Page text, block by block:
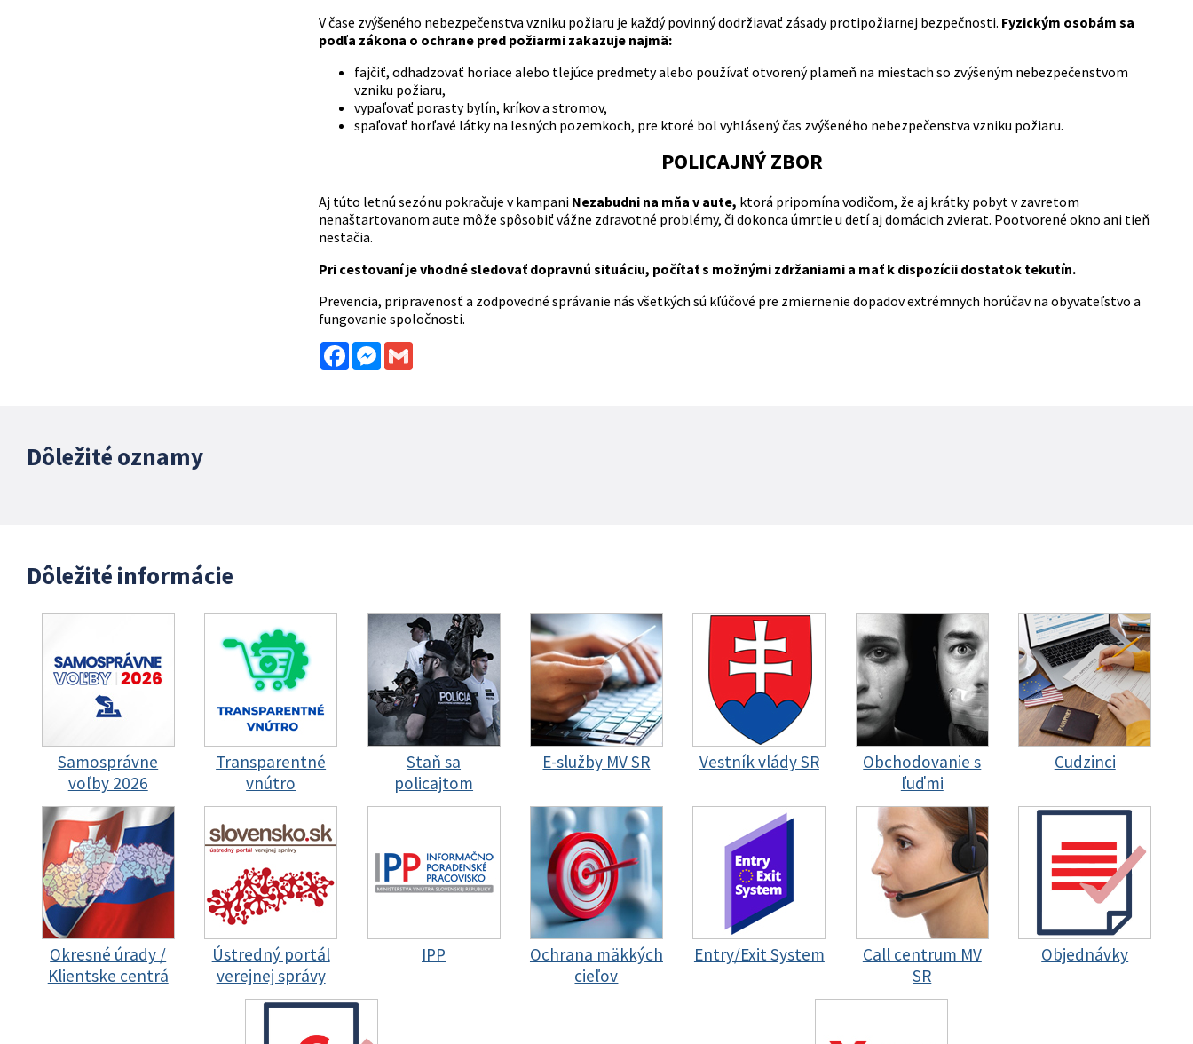
V čase zvýšeného nebezpečenstva vzniku požiaru je každý povinný dodržiavať zásady protipožiarnej bezpečnosti. Fyzickým osobám sa
podľa zákona o ochrane pred požiarmi zakazuje najmä:
fajčiť, odhadzovať horiace alebo tlejúce predmety alebo používať otvorený plameň na miestach so zvýšeným nebezpečenstvom
vzniku požiaru,
vypaľovať porasty bylín, kríkov a stromov,
spaľovať horľavé látky na lesných pozemkoch, pre ktoré bol vyhlásený čas zvýšeného nebezpečenstva vzniku požiaru.
POLICAJNÝ ZBOR
Aj túto letnú sezónu pokračuje v kampani Nezabudni na mňa v aute, ktorá pripomína vodičom, že aj krátky pobyt v zavretom
nenaštartovanom aute môže spôsobiť vážne zdravotné problémy, či dokonca úmrtie u detí aj domácich zvierat. Pootvorené okno ani tieň
nestačia.
Pri cestovaní je vhodné sledovať dopravnú situáciu, počítať s možnými zdržaniami a mať k dispozícii dostatok tekutín.
Prevencia, pripravenosť a zodpovedné správanie nás všetkých sú kľúčové pre zmiernenie dopadov extrémnych horúčav na obyvateľstvo a
fungovanie spoločnosti.
FacebookMessenger
Gmail
Dôležité oznamy
Dôležité informácie
Samosprávne
voľby 2026
Transparentné
vnútro
Staň sa
policajtom
E-služby MV SR Vestník vlády SR
Obchodovanie s
ľuďmi
Cudzinci
Okresné úrady /
Klientske centrá
Ústredný portál
verejnej správy
IPP
Ochrana mäkkých
cieľov
Entry/Exit System
Call centrum MV
SR
Objednávky